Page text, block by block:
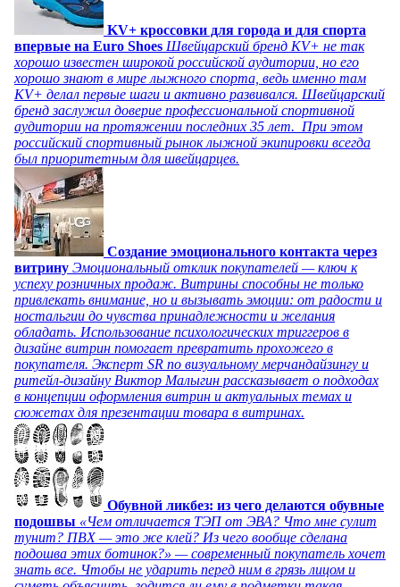
KV+ кроссовки для города и для спорта
впервые на Euro Shoes Швейцарский бренд KV+ не так
хорошо известен широкой российской аудитории, но его
хорошо знают в мире лыжного спорта, ведь именно там
KV+ делал первые шаги и активно развивался. Швейцарский
бренд заслужил доверие профессиональной спортивной
аудитории на протяжении последних 35 лет. При этом
российский спортивный рынок лыжной экипировки всегда
был приоритетным для швейцарцев.
Создание эмоционального контакта через
витрину Эмоциональный отклик покупателей — ключ к
успеху розничных продаж. Витрины способны не только
привлекать внимание, но и вызывать эмоции: от радости и
ностальгии до чувства принадлежности и желания
обладать. Использование психологических триггеров в
дизайне витрин помогает превратить прохожего в
покупателя. Эксперт SR по визуальному мерчандайзингу и
ритейл-дизайну Виктор Малыгин рассказывает о подходах
в концепции оформления витрин и актуальных темах и
сюжетах для презентации товара в витринах.
Обувной ликбез: из чего делаются обувные
подошвы «Чем отличается ТЭП от ЭВА? Что мне сулит
тунит? ПВХ — это же клей? Из чего вообще сделана
подошва этих ботинок?» — современный покупатель хочет
знать все. Чтобы не ударить перед ним в грязь лицом и